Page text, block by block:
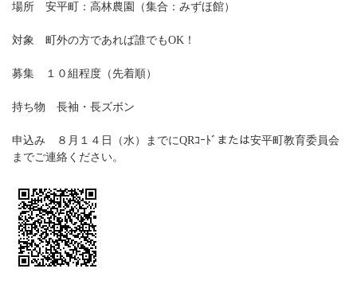
場所 安平町：高林農園（集合：みずほ館）
対象 町外の方であれば誰でもOK！
募集 １０組程度（先着順）
持ち物 長袖・長ズボン
申込み ８月１４日（水）までにQRｺｰﾄﾞまたは安平町教育委員会
までご連絡ください。